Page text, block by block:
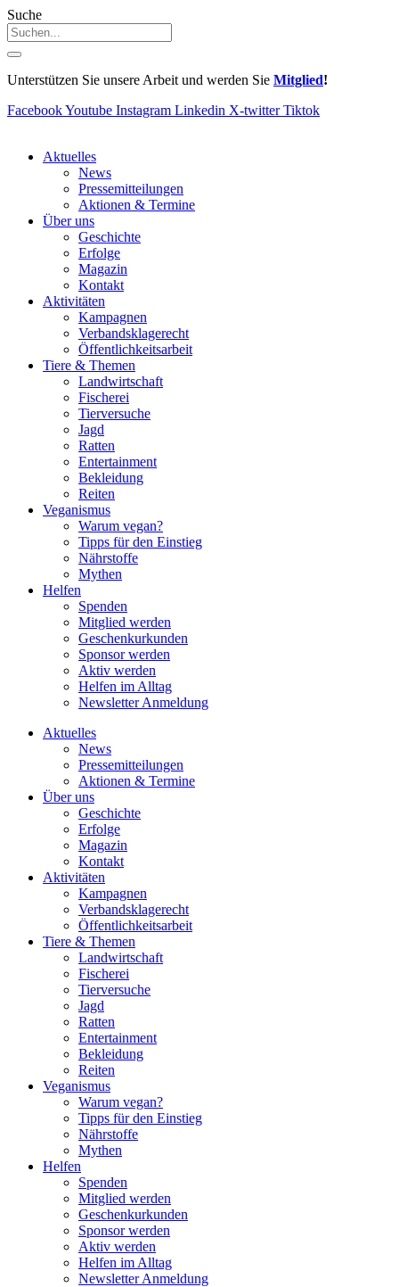
Suche
Unterstützen Sie unsere Arbeit und werden Sie Mitglied!
FacebookYoutube Instagram Linkedin X-twitter Tiktok
Aktuelles
News
Pressemitteilungen
Aktionen & Termine
Über uns
Geschichte
Erfolge
Magazin
Kontakt
Aktivitäten
Kampagnen
Verbandsklagerecht
Öffentlichkeitsarbeit
Tiere & Themen
Landwirtschaft
Fischerei
Tierversuche
Jagd
Ratten
Entertainment
Bekleidung
Reiten
Veganismus
Warum vegan?
Tipps für den Einstieg
Nährstoffe
Mythen
Helfen
Spenden
Mitglied werden
Geschenkurkunden
Sponsor werden
Aktiv werden
Helfen im Alltag
Newsletter Anmeldung
Aktuelles
News
Pressemitteilungen
Aktionen & Termine
Über uns
Geschichte
Erfolge
Magazin
Kontakt
Aktivitäten
Kampagnen
Verbandsklagerecht
Öffentlichkeitsarbeit
Tiere & Themen
Landwirtschaft
Fischerei
Tierversuche
Jagd
Ratten
Entertainment
Bekleidung
Reiten
Veganismus
Warum vegan?
Tipps für den Einstieg
Nährstoffe
Mythen
Helfen
Spenden
Mitglied werden
Geschenkurkunden
Sponsor werden
Aktiv werden
Helfen im Alltag
Newsletter Anmeldung